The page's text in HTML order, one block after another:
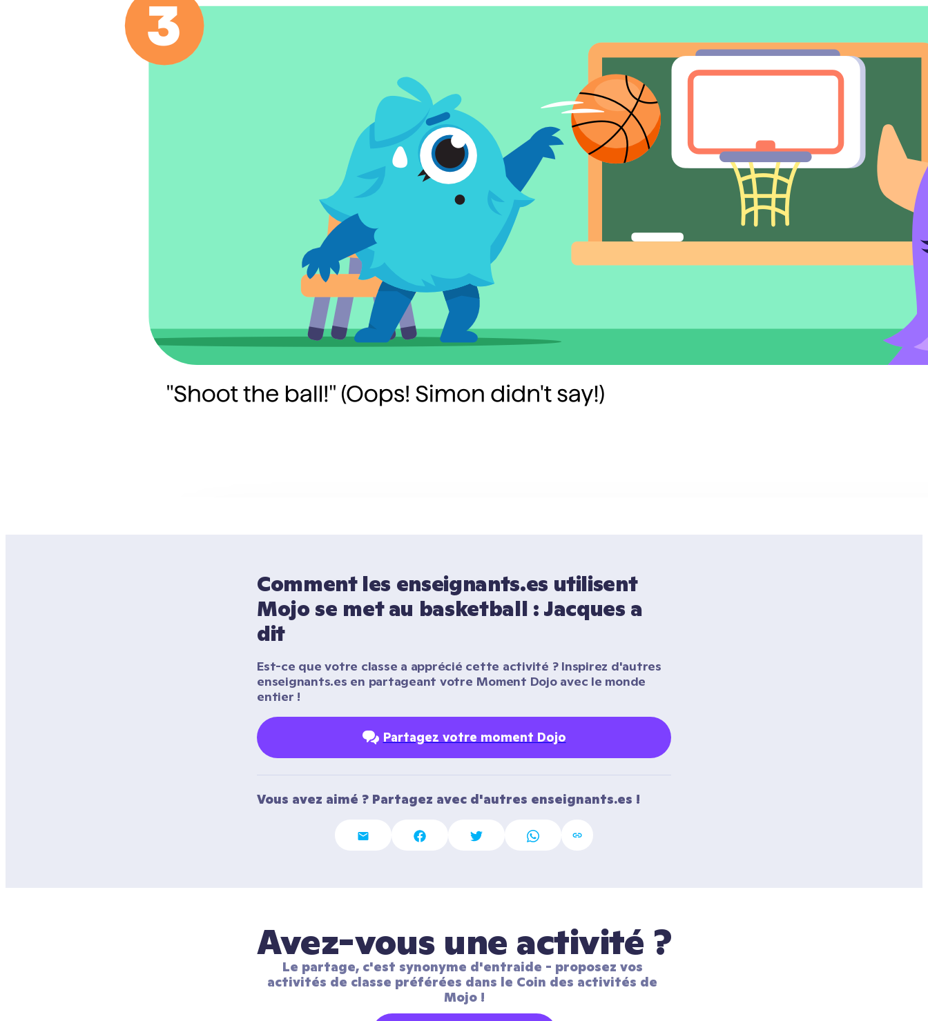
Comment les enseignants.es utilisent
Mojo se met au basketball : Jacques a
dit
Est-ce que votre classe a apprécié cette activité ? Inspirez d'autres
enseignants.es en partageant votre Moment Dojo avec le monde
entier !
Partagez votre moment Dojo
Vous avez aimé ? Partagez avec d'autres enseignants.es !
Avez-vous une activité ?
Le partage, c'est synonyme d'entraide - proposez vos
activités de classe préférées dans le Coin des activités de
Mojo !